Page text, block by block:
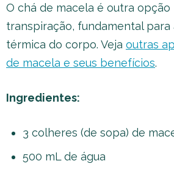
O chá de macela é outra opção
transpiração, fundamental para
térmica do corpo. Veja outras
de macela e seus benefícios.
Ingredientes:
3 colheres (de sopa) de
500 mL de água